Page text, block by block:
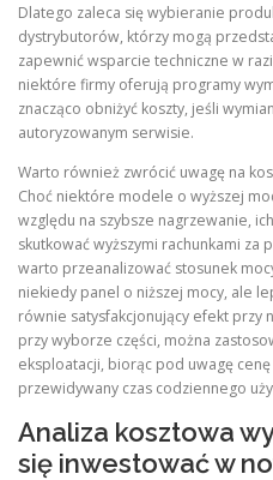
Dlatego zaleca się wybieranie
dystrybutorów, którzy mogą
zapewnić wsparcie techniczne w
niektóre firmy oferują programy
znacząco obniżyć koszty, jeśli
autoryzowanym serwisie.
Warto również zwrócić uwagę na
Choć niektóre modele o wyższej
względu na szybsze nagrzewanie,
skutkować wyższymi rachunkami
warto przeanalizować stosunek
niekiedy panel o niższej mocy, ale
równie satysfakcjonujący efekt przy
przy wyborze części, można
eksploatacji, biorąc pod uwagę
przewidywany czas codziennego
Analiza kosztowa
się inwestować w